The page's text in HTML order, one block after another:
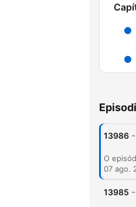
13986 -
07 ago.
13985 -